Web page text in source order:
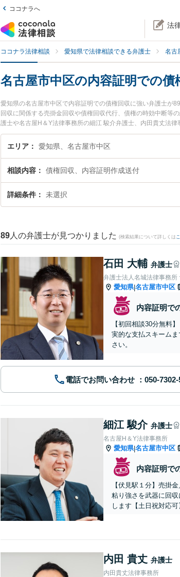
ココナラへ
法
ココナラ法律相談 愛知県で法律相談できる弁護士 名古
名古屋市中区の内容証明での債
愛知県の名古屋市中区で内容証明での債権回収に強い弁護士が
回収に関係する売掛金回収や債権回収代行、債権の時効中断等
護士や名古屋H＆Y法律事務所の細江 駿介弁護士、内田貴丈法
や夜間に発生した内容証明での債権回収のトラブルを今すぐに
無料で内容証明での債権回収を法律相談できる名古屋市中区内
エリア 愛知県、名古屋市中区
相談内容 債権回収、内容証明作成送付
詳細条件 未選択
89 人の弁護士が見つかりました (検索結果について詳しくは
石田 大輔 弁護士
弁護士法人名城法律事務所
愛知県|名古屋市中区
内容証明で
【初回相談30分無料
実的な支払スキーム
さい。
電話でお問い合わせ
細江 駿介 弁護士
名古屋H＆Y法律事務所
愛知県|名古屋市中区
内容証明で
【伏見駅１分】売掛
粘り強さを武器に回
します【土日祝対応可
内田 貴丈 弁護士
内田貴丈法律事務所